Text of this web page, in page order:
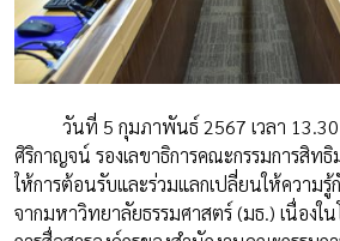
วันที่ 5 กุมภาพันธ์ 2567 เวลา 13.30
ศิริกาญจน์ รองเลขาธิการคณะกรรมการสิ
ให้การต้อนรับและร่วมแลกเปลี่ยนให้ความ
จากมหาวิทยาลัยธรรมศาสตร์ (มธ.) เนื่องใ